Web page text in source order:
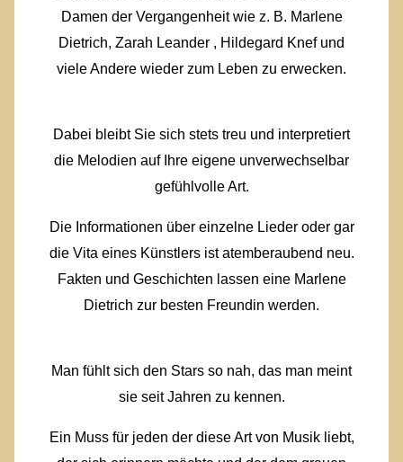
Damen der Vergangenheit wie z. B. Marlene
Dietrich, Zarah Leander , Hildegard Knef und
viele Andere wieder zum Leben zu erwecken.
Dabei bleibt Sie sich stets treu und interpretiert
die Melodien auf Ihre eigene unverwechselbar
gefühlvolle Art.
Die Informationen über einzelne Lieder oder gar
die Vita eines Künstlers ist atemberaubend neu.
Fakten und Geschichten lassen eine Marlene
Dietrich zur besten Freundin werden.
Man fühlt sich den Stars so nah, das man meint
sie seit Jahren zu kennen.
Ein Muss für jeden der diese Art von Musik liebt,